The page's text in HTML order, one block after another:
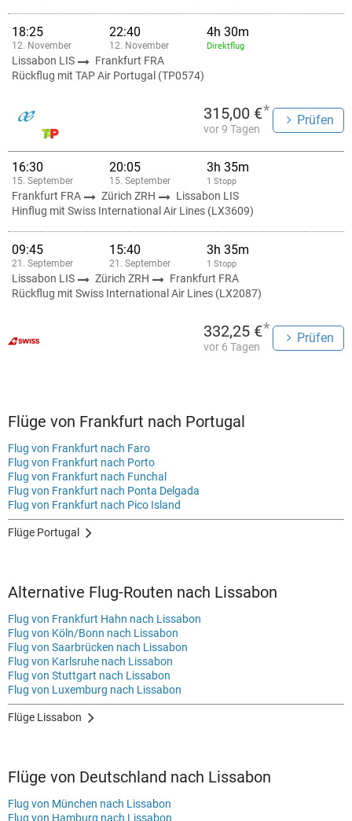
18:25
12. November
22:40
12. November
4h 30m
Direktflug
Lissabon LIS
Frankfurt FRA
Rückflug mit TAP Air Portugal (TP0574)
315,00 €*
vor 9 Tagen
Prüfen
16:30
15. September
20:05
15. September
3h 35m
1 Stopp
Frankfurt FRA Zürich ZRH
Lissabon LIS
Hinflug mit Swiss International Air Lines (LX3609)
09:45
21. September
15:40
21. September
3h 35m
1 Stopp
Lissabon LIS Zürich ZRH
Frankfurt FRA
Rückflug mit Swiss International Air Lines (LX2087)
332,25 €*
vor 6 Tagen
Prüfen
Flüge von Frankfurt nach Portugal
Flug von Frankfurt nach Faro
Flug von Frankfurt nach Porto
Flug von Frankfurt nach Funchal
Flug von Frankfurt nach Ponta Delgada
Flug von Frankfurt nach Pico Island
Flüge Portugal
Alternative Flug-Routen nach Lissabon
Flug von Frankfurt Hahn nach Lissabon
Flug von Köln/Bonn nach Lissabon
Flug von Saarbrücken nach Lissabon
Flug von Karlsruhe nach Lissabon
Flug von Stuttgart nach Lissabon
Flug von Luxemburg nach Lissabon
Flüge Lissabon
Flüge von Deutschland nach Lissabon
Flug von München nach Lissabon
Flug von Hamburg nach Lissabon